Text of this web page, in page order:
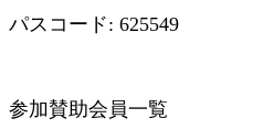
パスコード: 625549
参加賛助会員一覧